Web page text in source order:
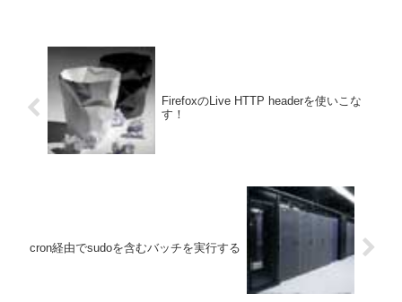
FirefoxのLive HTTP headerを使いこな
す！
cron経由でsudoを含むバッチを実行する